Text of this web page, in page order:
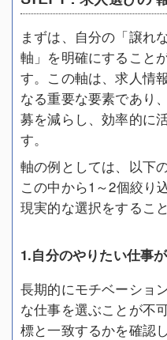
まずは、自分の「譲れ
軸」を明確にすること
す。この軸は、求人情
なる重要な要素であり
募を減らし、効率的に
す。
軸の例としては、以下
この中から1～2個絞り
現実的な選択をするこ
1.自分のやりたい仕事
長期的にモチベーショ
な仕事を選ぶことが不
標と一致するかを確認